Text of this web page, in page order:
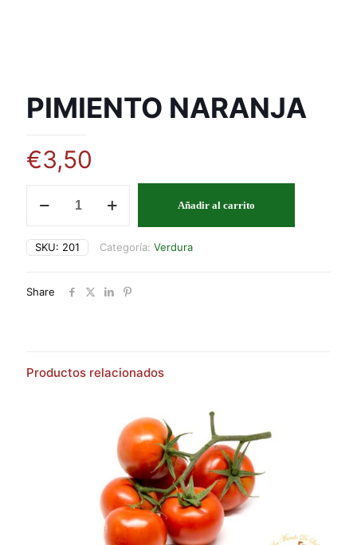
PIMIENTO NARANJA
€3,50
NARANJA
Añadir al carrito
SKU: 201 Categoría: Verdura
Share
Productos relacionados